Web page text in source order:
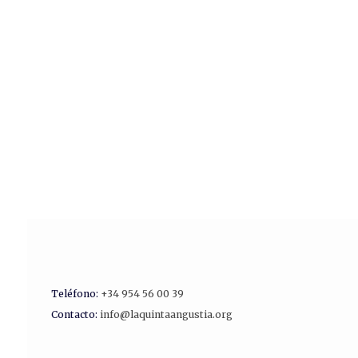
Teléfono: +34 954 56 00 39
Contacto: info@laquintaangustia.org